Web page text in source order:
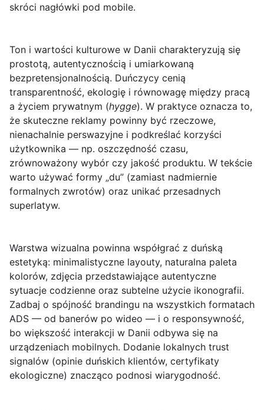
skróci nagłówki pod mobile.
Ton i wartości kulturowe w Danii charakteryzują się
prostotą, autentycznością i umiarkowaną
bezpretensjonalnością. Duńczycy cenią
transparentność, ekologię i równowagę między pracą
a życiem prywatnym (hygge). W praktyce oznacza to,
że skuteczne reklamy powinny być rzeczowe,
nienachalnie perswazyjne i podkreślać korzyści
użytkownika — np. oszczędność czasu,
zrównoważony wybór czy jakość produktu. W tekście
warto używać formy „du” (zamiast nadmiernie
formalnych zwrotów) oraz unikać przesadnych
superlatyw.
Warstwa wizualna powinna współgrać z duńską
estetyką: minimalistyczne layouty, naturalna paleta
kolorów, zdjęcia przedstawiające autentyczne
sytuacje codzienne oraz subtelne użycie ikonografii.
Zadbaj o spójność brandingu na wszystkich formatach
ADS — od banerów po wideo — i o responsywność,
bo większość interakcji w Danii odbywa się na
urządzeniach mobilnych. Dodanie lokalnych trust
signalów (opinie duńskich klientów, certyfikaty
ekologiczne) znacząco podnosi wiarygodność.